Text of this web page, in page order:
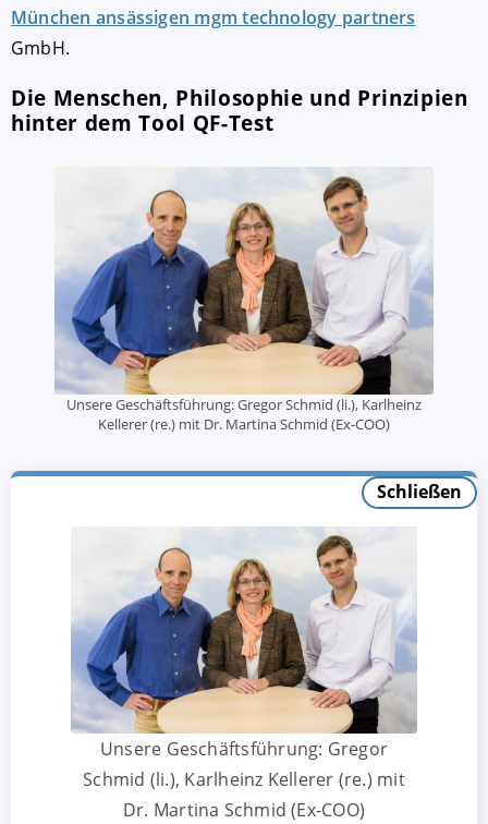
München ansässigen mgm technology partners
GmbH.
Die Menschen, Philosophie und Prinzipien
hinter dem Tool QF-Test
Unsere Geschäftsführung: Gregor Schmid (li.), Karlheinz
Kellerer (re.) mit Dr. Martina Schmid (Ex-COO)
Schließen
Unsere Geschäftsführung: Gregor
Schmid (li.), Karlheinz Kellerer (re.) mit
Dr. Martina Schmid (Ex-COO)
AKZEPTIEREN KONFIGURIEREN
Impressum|Datenschutz